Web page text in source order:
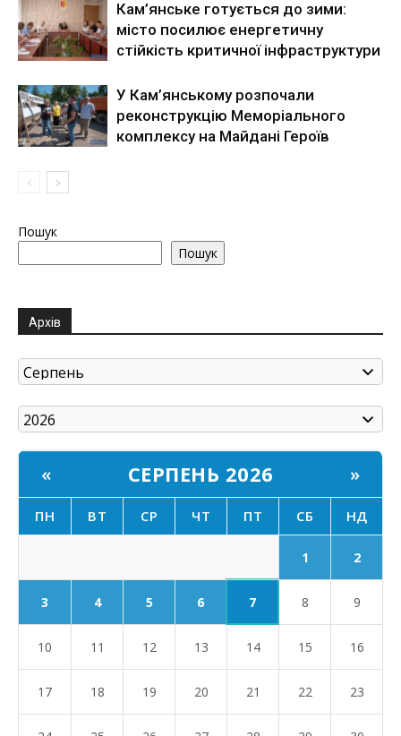
Кам’янське готується до зими:
місто посилює енергетичну
стійкість критичної інфраструктури
У Кам’янському розпочали
реконструкцію Меморіального
комплексу на Майдані Героїв
Пошук
Пошук
Архів
« СЕРПЕНЬ 2026 »
ПН ВТ СР ЧТ ПТ СБ НД
1 2
3 4 5 6 7 8 9
10 11 12 13 14 15 16
17 18 19 20 21 22 23